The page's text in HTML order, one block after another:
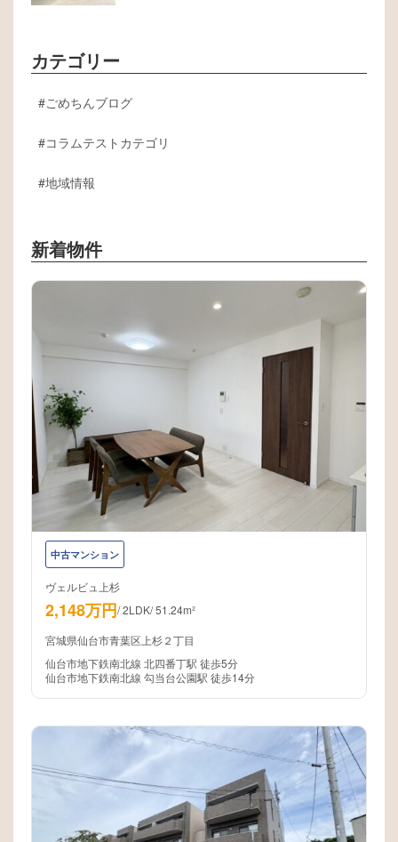
カテゴリー
ごめちんブログ
コラムテストカテゴリ
地域情報
新着物件
中古マンション
ヴェルビュ上杉
2,148万円/2LDK/51.24m²
宮城県仙台市青葉区上杉２丁目
仙台市地下鉄南北線 北四番丁駅 徒歩5分
仙台市地下鉄南北線 勾当台公園駅 徒歩14分